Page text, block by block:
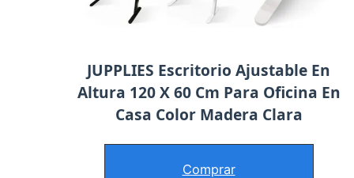
JUPPLIES Escritorio Ajustable En
Altura 120 X 60 Cm Para Oficina En
Casa Color Madera Clara
Comprar